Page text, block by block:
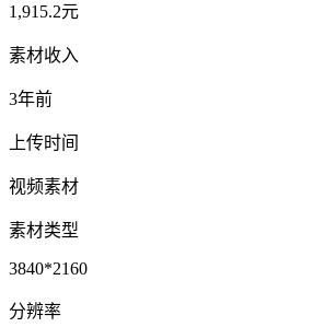
1,915.2元
素材收入
3年前
上传时间
视频素材
素材类型
3840*2160
分辨率